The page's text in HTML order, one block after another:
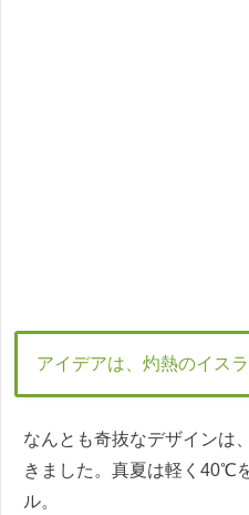
アイデアは、灼熱のイスラ
なんとも奇抜なデザインは
きました。真夏は軽く40℃
ル。